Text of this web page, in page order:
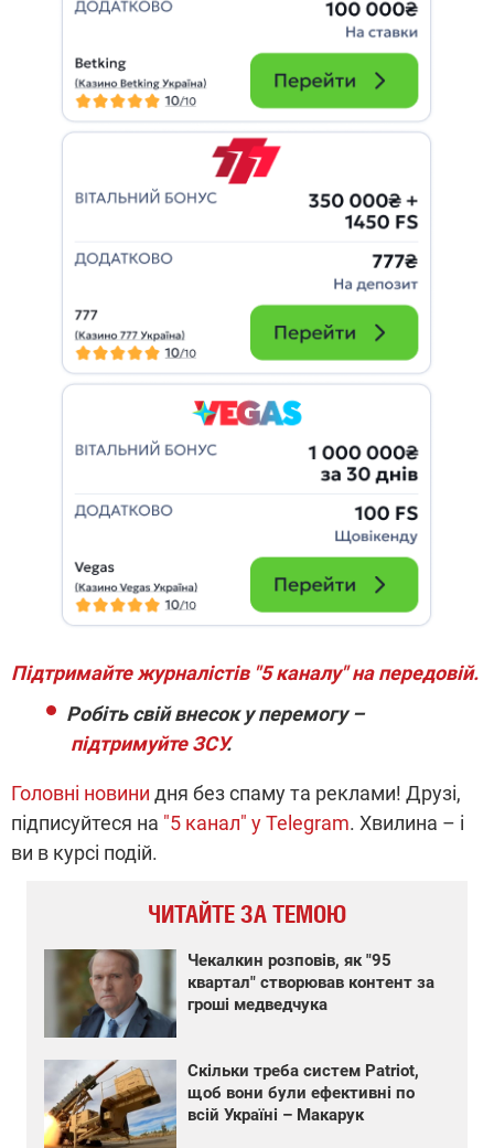
Підтримайте журналістів "5 каналу" на передовій.
Робіть свій внесок у перемогу –
підтримуйте ЗСУ.
Головні новини дня без спаму та реклами! Друзі,
підписуйтеся на "5 канал" у Telegram. Хвилина – і
ви в курсі подій.
ЧИТАЙТЕ ЗА ТЕМОЮ
Чекалкин розповів, як "95
квартал" створював контент за
гроші медведчука
Скільки треба систем Patriot,
щоб вони були ефективні по
всій Україні – Макарук